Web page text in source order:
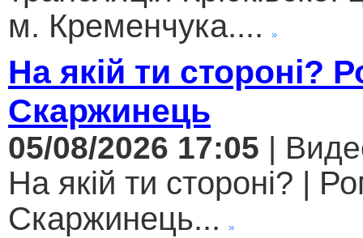
м. Кременчука....
На якій ти стороні?
Скаржинець
05/08/2026 17:05 |
На якій ти стороні? |
Скаржинець...